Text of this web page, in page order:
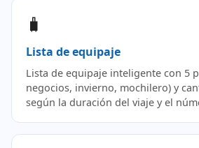
🧳
Lista de equipaje
Lista de equipaje inteligente con 5
negocios, invierno, mochilero) y
según la duración del viaje y el